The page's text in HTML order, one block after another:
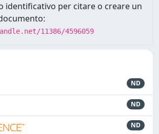
identificativo per citare o creare un
11386/4596059
ND
ND
ND